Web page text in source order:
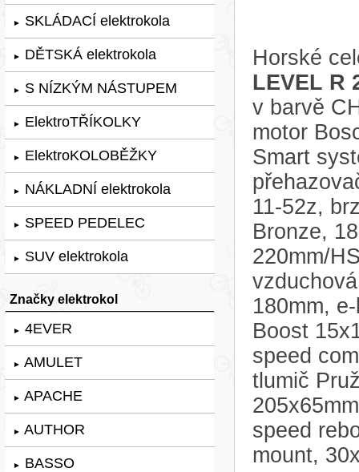
► SKLÁDACÍ elektrokola
► DĚTSKÁ elektrokola
► S NÍZKÝM NÁSTUPEM
► ElektroTŘÍKOLKY
► ElektroKOLOBĚŽKY
► NÁKLADNÍ elektrokola
► SPEED PEDELEC
► SUV elektrokola
Značky elektrokol
► 4EVER
► AMULET
► APACHE
► AUTHOR
► BASSO
Horské
LEVEL R
v barvě
motor
Smart
11-52z,
Bronze,
220mm/
180mm,
Boost
speed
tlumič
speed
mount,